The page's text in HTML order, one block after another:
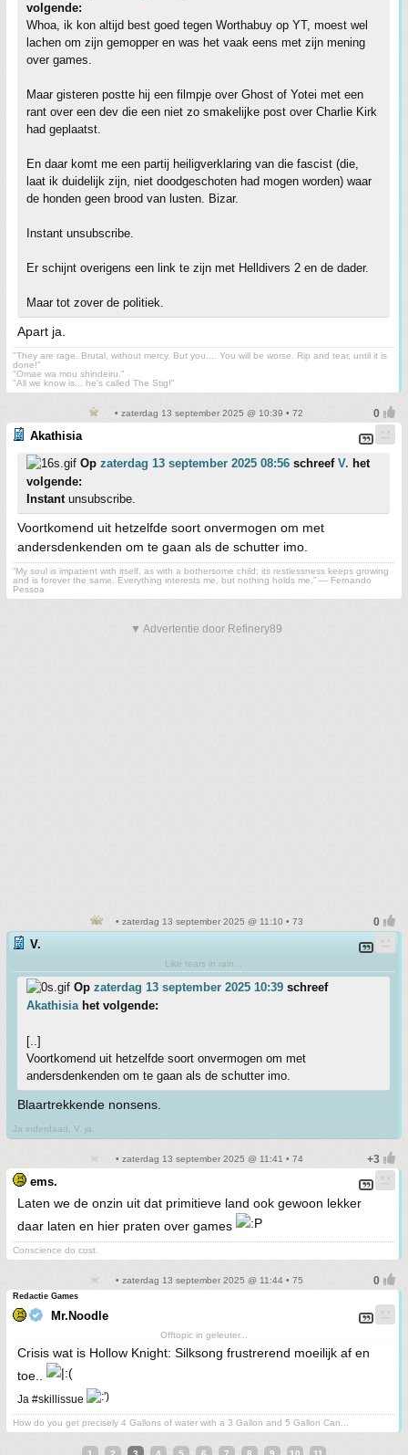
volgende:
Whoa, ik kon altijd best goed tegen Worthabuy op YT, moest wel
lachen om zijn gemopper en was het vaak eens met zijn mening
over games.
Maar gisteren postte hij een filmpje over Ghost of Yotei met een
rant over een dev die een niet zo smakelijke post over Charlie Kirk
had geplaatst.
En daar komt me een partij heiligverklaring van die fascist (die,
laat ik duidelijk zijn, niet doodgeschoten had mogen worden) waar
de honden geen brood van lusten. Bizar.
Instant unsubscribe.
Er schijnt overigens een link te zijn met Helldivers 2 en de dader.
Maar tot zover de politiek.
Apart ja.
"They are rage. Brutal, without mercy. But you.... You will be worse. Rip and tear, until it is
done!"
"Omae wa mou shindeiru."
"All we know is... he's called The Stig!"
• zaterdag 13 september 2025 @ 10:39 • 72
Akathisia
Op zaterdag 13 september 2025 08:56 schreef V. het
volgende:
Instantunsubscribe.
Voortkomend uit hetzelfde soort onvermogen om met
andersdenkenden om te gaan als de schutter imo.
“My soul is impatient with itself, as with a bothersome child; its restlessness keeps growing
and is forever the same. Everything interests me, but nothing holds me.” ― Fernando
Pessoa
▼ Advertentie door Refinery89
• zaterdag 13 september 2025 @ 11:10 • 73
V.
Like tears in rain...
Op zaterdag 13 september 2025 10:39 schreef
Akathisiahet volgende:
[..]
Voortkomend uit hetzelfde soort onvermogen om met
andersdenkenden om te gaan als de schutter imo.
Blaartrekkende nonsens.
Ja inderdaad, V. ja.
• zaterdag 13 september 2025 @ 11:41 • 74
ems.
Laten we de onzin uit dat primitieve land ook gewoon lekker
daar laten en hier praten over games
Conscience do cost.
• zaterdag 13 september 2025 @ 11:44 • 75
Redactie Games
Mr.Noodle
Offtopic in geleuter...
Crisis wat is Hollow Knight: Silksong frustrerend moeilijk af en
toe..
Ja #skillissue
How do you get precisely 4 Gallons of water with a 3 Gallon and 5 Gallon Can...